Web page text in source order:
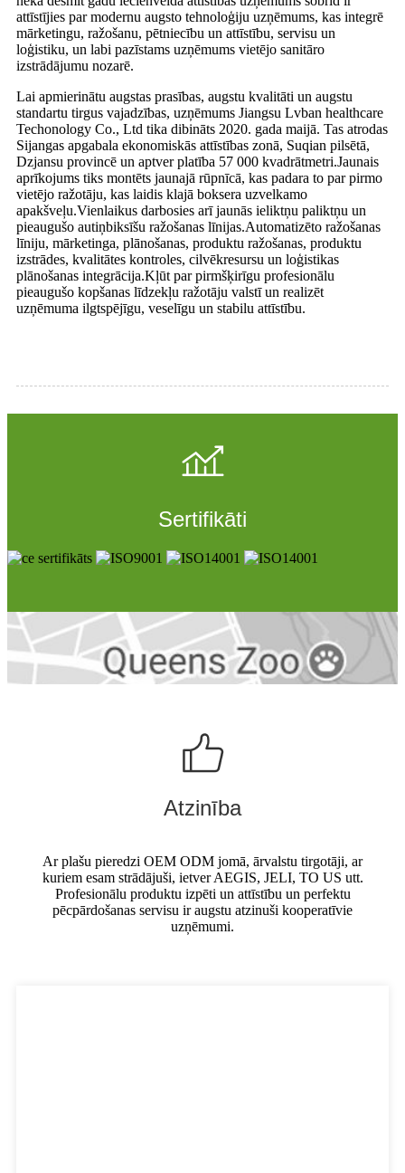
attīstījies par modernu augsto tehnoloģiju uzņēmums, kas integrē
mārketingu, ražošanu, pētniecību un attīstību, servisu un
loģistiku, un labi pazīstams uzņēmums vietējo sanitāro
izstrādājumu nozarē.
Lai apmierinātu augstas prasības, augstu kvalitāti un augstu
standartu tirgus vajadzības, uzņēmums Jiangsu Lvban healthcare
Techonology Co., Ltd tika dibināts 2020. gada maijā. Tas atrodas
Sijangas apgabala ekonomiskās attīstības zonā, Suqian pilsētā,
Dzjansu provincē un aptver platība 57 000 kvadrātmetri.Jaunais
aprīkojums tiks montēts jaunajā rūpnīcā, kas padara to par pirmo
vietējo ražotāju, kas laidis klajā boksera uzvelkamo
apakšveļu.Vienlaikus darbosies arī jaunās ieliktņu paliktņu un
pieaugušo autiņbiksīšu ražošanas līnijas.Automatizēto ražošanas
līniju, mārketinga, plānošanas, produktu ražošanas, produktu
izstrādes, kvalitātes kontroles, cilvēkresursu un loģistikas
plānošanas integrācija.Kļūt par pirmšķirīgu profesionālu
pieaugušo kopšanas līdzekļu ražotāju valstī un realizēt
uzņēmuma ilgtspējīgu, veselīgu un stabilu attīstību.
Sertifikāti
Atzinība
Ar plašu pieredzi OEM ODM jomā, ārvalstu tirgotāji, ar
kuriem esam strādājuši, ietver AEGIS, JELI, TO US utt.
Profesionālu produktu izpēti un attīstību un perfektu
pēcpārdošanas servisu ir augstu atzinuši kooperatīvie
uzņēmumi.